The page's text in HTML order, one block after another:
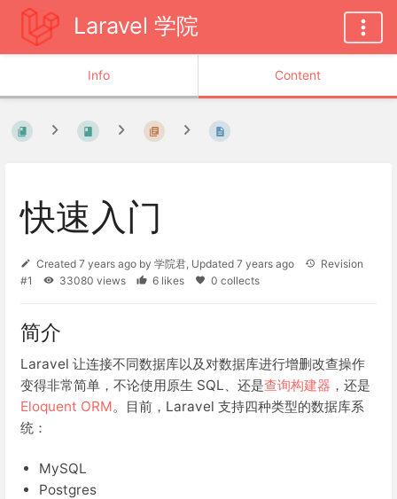
Laravel 学院
Info Content
快速入门
Created 7 years ago by 学院君, Updated 7 years ago
Revision
#1
33080 views 6 likes 0 collects
简介
Laravel 让连接不同数据库以及对数据库进行增删改查操作
变得非常简单，不论使用原生 SQL、还是查询构建器 ，还是
Eloquent ORM。目前，Laravel 支持四种类型的数据库系
统：
MySQL
Postgres